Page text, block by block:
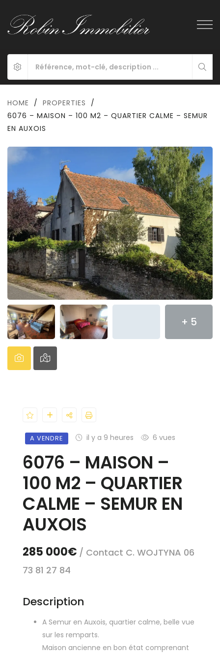
HOME / PROPERTIES
/
6076 – MAISON – 100 M2 – QUARTIER CALME – SEMUR
EN AUXOIS
+ 5
A VENDRE il y a 9 heures 6 vues
6076 – MAISON –
100 M2 – QUARTIER
CALME – SEMUR EN
AUXOIS
285 000€ / Contact C. WOJTYNA 06
73 81 27 84
Description
A Semur en Auxois, quartier calme, belle vue
sur les remparts.
Maison ancienne en bon état comprenant